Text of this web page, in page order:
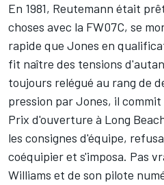
En 1981, Reutemann était
choses avec la FW07C, se
rapide que Jones en
fit naître des tensions
toujours relégué au rang de
pression par Jones, il
Prix d'ouverture à Long
les consignes d'équipe,
coéquipier et s'imposa. Pas
Williams et de son pilote